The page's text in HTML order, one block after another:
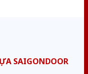
SAIGONDOOR